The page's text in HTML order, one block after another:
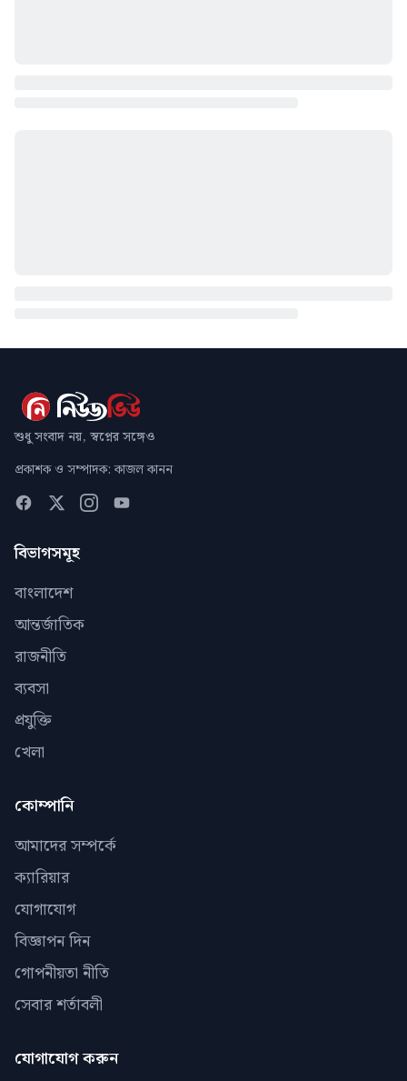
শুধু সংবাদ নয়, স্বপ্নের সঙ্গেও
প্রকাশক ও সম্পাদক: কাজল কানন
বিভাগসমূহ
বাংলাদেশ
আন্তর্জাতিক
রাজনীতি
ব্যবসা
প্রযুক্তি
খেলা
কোম্পানি
আমাদের সম্পর্কে
ক্যারিয়ার
যোগাযোগ
বিজ্ঞাপন দিন
গোপনীয়তা নীতি
সেবার শর্তাবলী
যোগাযোগ করুন